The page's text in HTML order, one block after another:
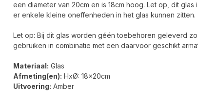
een diameter van 20cm en is 18cm hoog. Let op, dit
er enkele kleine oneffenheden in het glas kunnen zitten.
Let op: Bij dit glas worden géén toebehoren geleverd
gebruiken in combinatie met een daarvoor geschikt
Materiaal: Glas
Afmeting(en): HxØ: 18x20cm
Uitvoering: Amber